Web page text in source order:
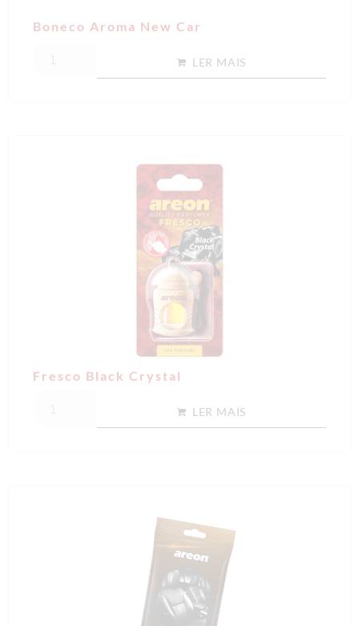
Boneco Aroma New Car
LER MAIS
Fresco Black Crystal
LER MAIS